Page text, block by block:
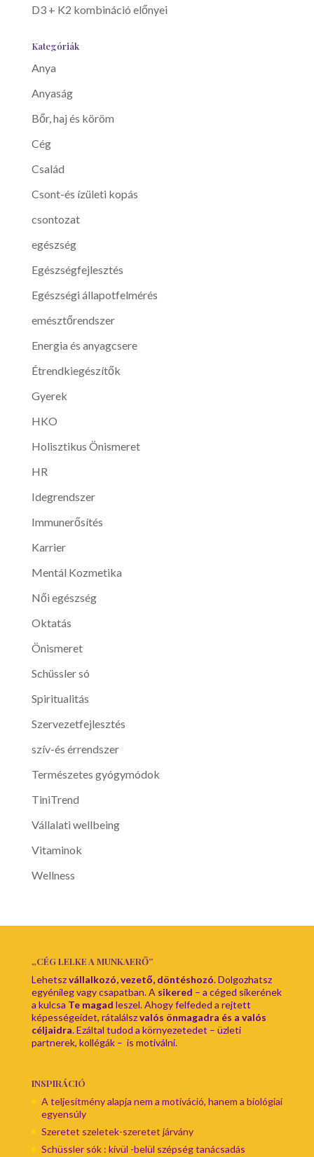
D3 + K2 kombináció előnyei
Kategóriák
Anya
Anyaság
Bőr, haj és köröm
Cég
Család
Csont-és ízületi kopás
csontozat
egészség
Egészségfejlesztés
Egészségi állapotfelmérés
emésztőrendszer
Energia és anyagcsere
Étrendkiegészítők
Gyerek
HKO
Holisztikus Önismeret
HR
Idegrendszer
Immunerősítés
Karrier
Mentál Kozmetika
Női egészség
Oktatás
Önismeret
Schüssler só
Spiritualitás
Szervezetfejlesztés
szív-és érrendszer
Természetes gyógymódok
TiniTrend
Vállalati wellbeing
Vitaminok
Wellness
„CÉG LELKE A MUNKAERŐ”
Lehetszvállalkozó, vezető, döntéshozó. Dolgozhatsz
egyénileg vagy csapatban. A sikered – a céged sikerének
a kulcsa Te magad leszel. Ahogy felfeded a rejtett
képességeidet, rátalálszvalós önmagadra és a valós
céljaidra. Ezáltal tudod a környezetedet – üzleti
partnerek, kollégák – is motiválni.
INSPIRÁCIÓ
A teljesítmény alapja nem a motiváció, hanem a biológiai
egyensúly
Szeretet szeletek-szeretet járvány
Schüssler sók : kívül -belül szépség tanácsadás